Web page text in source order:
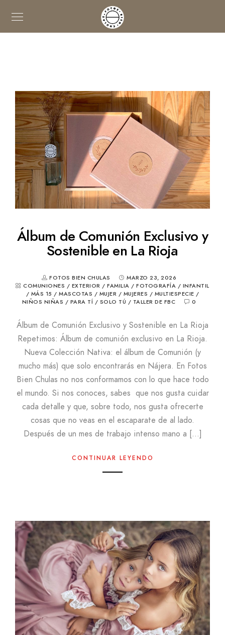
Álbum de Comunión Exclusivo y
Sostenible en La Rioja
FOTOS BIEN CHULAS
MARZO 23, 2026
COMUNIONES / EXTERIOR /FAMILIA /FOTOGRAFÍA / INFANTIL
/ MÁS 15 / MASCOTAS / MUJER / MUJERES / MULTIESPECIE /
NIÑOS NIÑAS / PARA TÍ / SOLO TÚ / TALLER DE FBC 0
Álbum de Comunión Exclusivo y Sostenible en La Rioja
Repetimos: Álbum de comunión exclusivo en La Rioja.
Nueva Colección Nativa: el álbum de Comunión (y
mucho más) que solo encontrarás en Nájera. En Fotos
Bien Chulas no nos conformamos con lo que hace todo
el mundo. Si nos conoces, sabes que nos gusta cuidar
cada detalle y que, sobre todo, nos gusta ofrecerte
cosas que no veas en el escaparate de al lado.
Después de un mes de trabajo intenso mano a […]
CONTINUAR LEYENDO